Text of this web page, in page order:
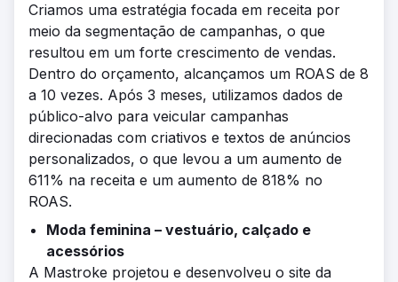
Criamos uma estratégia focada em receita por
meio da segmentação de campanhas, o que
resultou em um forte crescimento de vendas.
Dentro do orçamento, alcançamos um ROAS de 8
a 10 vezes. Após 3 meses, utilizamos dados de
público-alvo para veicular campanhas
direcionadas com criativos e textos de anúncios
personalizados, o que levou a um aumento de
611% na receita e um aumento de 818% no
ROAS.
Moda feminina – vestuário, calçado e
acessórios
A Mastroke projetou e desenvolveu o site da